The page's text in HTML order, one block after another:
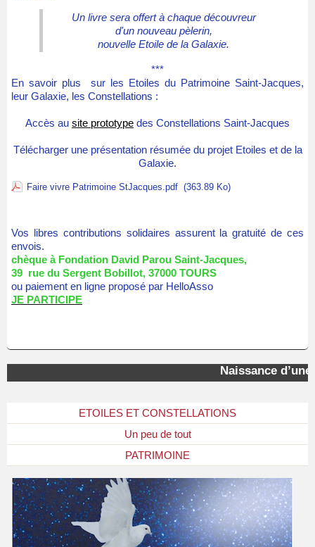
ETOILES ET CONSTELLATIONS
Un peu de tout
PATRIMOINE
Un livre sera offert à chaque découvreur
d'un nouveau pèlerin,
nouvelle Etoile de la Galaxie.
***
En savoir plus sur les Etoiles du Patrimoine Saint-Jacques,
leur Galaxie, les Constellations :
Accès au site prototype des Constellations Saint-Jacques
Télécharger une présentation résumée du projet Etoiles et de la
Galaxie.
Faire vivre Patrimoine StJacques.pdf (363.89 Ko)
Vos libres contributions solidaires assurent la gratuité de ces
envois.
chèque à Fondation David Parou Saint-Jacques,
39 rue du Sergent Bobillot, 37000 TOURS
ou paiement en ligne proposé par HelloAsso
JE PARTICIPE
Naissance d’une